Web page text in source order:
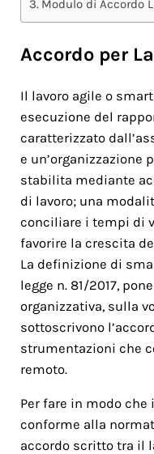
Modulo di Accordo
Accordo per
Il lavoro agile o
esecuzione del
caratterizzato
e un’organizzazione
stabilita mediante
di lavoro; una
conciliare i tempi di
favorire la crescita
La definizione di
legge n. 81/2017,
organizzativa, sulla
sottoscrivono
strumentazioni che
remoto.
Per fare in modo
conforme alla
accordo scritto tra il